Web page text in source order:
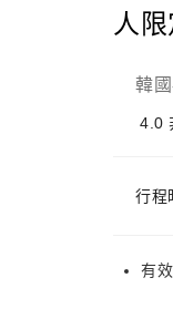
人限
韓國
4.0
行程
有